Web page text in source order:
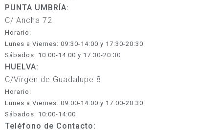
PUNTA UMBRÍA:
C/ Ancha 72
Horario:
Lunes a Viernes: 09:30-14:00 y 17:30-20:30
Sábados: 10:00-14:00 y 17:30-20:30
HUELVA:
C/Virgen de Guadalupe 8
Horario:
Lunes a Viernes: 09:00-14:00 y 17:00-20:30
Sábados: 10:00-14:00
Teléfono de Contacto: